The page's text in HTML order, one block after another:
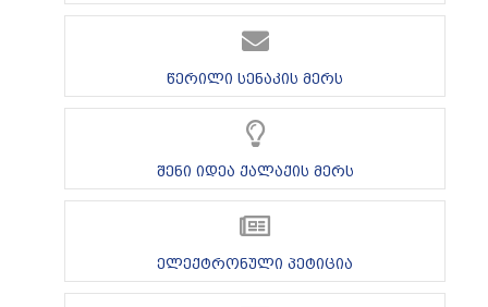
წერილი სენაკის მერს
შენი იდეა ქალაქის მერს
ელექტრონული პეტიცია